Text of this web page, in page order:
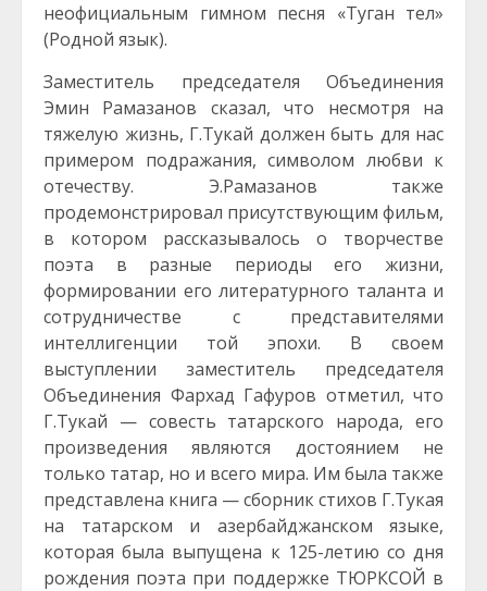
неофициальным гимном песня «Туган тел»
(Родной язык).
Заместитель председателя Объединения
Эмин Рамазанов сказал, что несмотря на
тяжелую жизнь, Г.Тукай должен быть для нас
примером подражания, символом любви к
отечеству. Э.Рамазанов также
продемонстрировал присутствующим фильм,
в котором рассказывалось о творчестве
поэта в разные периоды его жизни,
формировании его литературного таланта и
сотрудничестве с представителями
интеллигенции той эпохи. В своем
выступлении заместитель председателя
Объединения Фархад Гафуров отметил, что
Г.Тукай — совесть татарского народа, его
произведения являются достоянием не
только татар, но и всего мира. Им была также
представлена книга — сборник стихов Г.Тукая
на татарском и азербайджанском языке,
которая была выпущена к 125-летию со дня
рождения поэта при поддержке ТЮРКСОЙ в